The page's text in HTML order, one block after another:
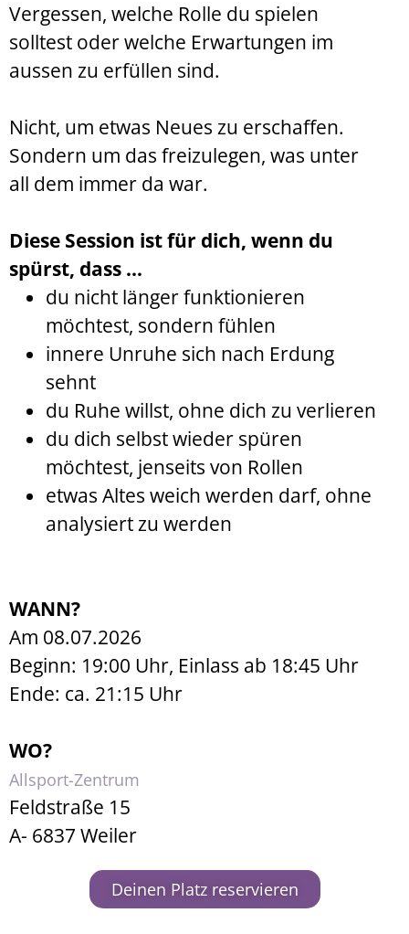
Vergessen, welche Rolle du spielen
solltest oder welche Erwartungen im
aussen zu erfüllen sind.
Nicht, um etwas Neues zu erschaffen.
Sondern um das freizulegen, was unter
all dem immer da war.
Diese Session ist für dich, wenn du
spürst, dass …
du nicht länger funktionieren
möchtest, sondern fühlen
innere Unruhe sich nach Erdung
sehnt
du Ruhe willst, ohne dich zu verlieren
du dich selbst wieder spüren
möchtest, jenseits von Rollen
etwas Altes weich werden darf, ohne
analysiert zu werden
WANN?
Am 08.07.2026
Beginn: 19:00 Uhr, Einlass ab 18:45 Uhr
Ende: ca. 21:15 Uhr
WO?
Allsport-Zentrum
Feldstraße 15
A- 6837 Weiler
Deinen Platz reservieren